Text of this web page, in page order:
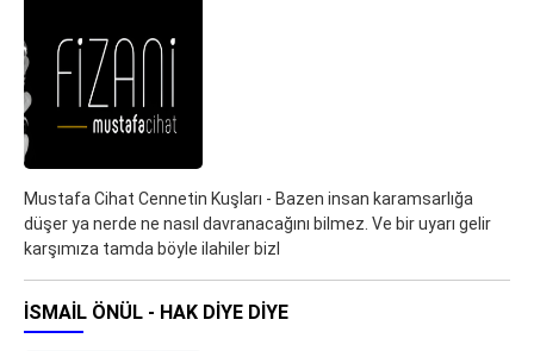
Mustafa Cihat Cennetin Kuşları - Bazen insan karamsarlığa
düşer ya nerde ne nasıl davranacağını bilmez. Ve bir uyarı gelir
karşımıza tamda böyle ilahiler bizl
İSMAIL ÖNÜL - HAK DIYE DIYE